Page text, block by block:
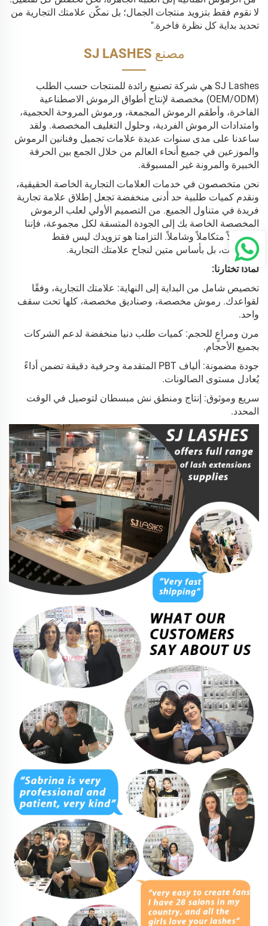
لا نقوم فقط بتزويد منتجات الجمال؛ بل نمكّن علامتك التجارية من
تحديد بداية كل نظرة فاخرة."
مصنع SJ LASHES
SJ Lashes هي شركة تصنيع رائدة للمنتجات حسب الطلب
(OEM/ODM) مخصصة لإنتاج أطواق الرموش الاصطناعية
الفاخرة، وأطقم الرموش المجمعة، ورموش المروحة الحجمية،
وامتدادات الرموش الفردية، وحلول التغليف المخصصة. ولقد
ساعدنا على مدى سنوات عديدة علامات تجميل وفنانين الرموش
والموزعين في جميع أنحاء العالم من خلال الجمع بين الحرفة
الخبيرة والمرونة غير المسبوقة.
نحن متخصصون في خدمات العلامات التجارية الخاصة الحقيقية،
ونقدم كميات طلبية حد أدنى منخفضة تجعل إطلاق علامة تجارية
فريدة في متناول الجميع. من التصميم الأولي لعلب الرموش
المخصصة الخاصة بك إلى الجودة المتسقة لكل مجموعة، فإننا
نقدم حلاً متكاملاً وشاملاً. التزامنا هو تزويدك ليس فقط
بالمنتجات، بل بأساس متين لنجاح علامتك التجارية.
لماذا تختارنا:
تخصيص شامل من البداية إلى النهاية: علامتك التجارية، وفقًا
لقواعدك. رموش مخصصة، وصناديق مخصصة، كلها تحت سقف
واحد.
مرن ومراعٍ للحجم: كميات طلب دنيا منخفضة لدعم الشركات
بجميع الأحجام.
جودة مضمونة: ألياف PBT المتقدمة وحرفية دقيقة تضمن أداءً
يُعادل مستوى الصالونات.
سريع وموثوق: إنتاج ومنطق نش مبسطان لتوصيل في الوقت
المحدد.